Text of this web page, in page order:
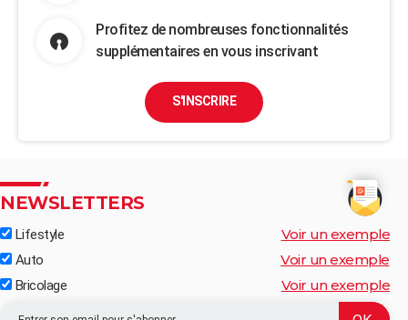
Profitez de nombreuses fonctionnalités
supplémentaires en vous inscrivant
S'INSCRIRE
NEWSLETTERS
Lifestyle Voir un exemple
Auto Voir un exemple
Bricolage Voir un exemple